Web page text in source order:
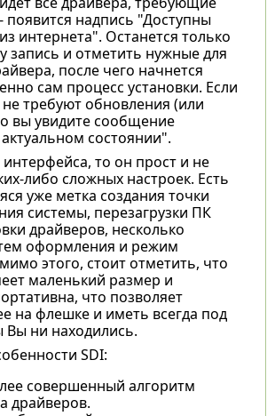
появится надпись "Доступны
интернета". Останется только
запись и отметить нужные для
после чего начнется
сам процесс установки. Если
требуют обновления (или
вы увидите сообщение
состоянии".
интерфейса, то он прост и не
либо сложных настроек. Есть
уже метка создания точки
системы, перезагрузки ПК
драйверов, несколько
оформления и режим
этого, стоит отметить, что
маленький размер и
что позволяет
на флешке и иметь всегда под
Вы ни находились.
SDI:
совершенный алгоритм
драйверов.